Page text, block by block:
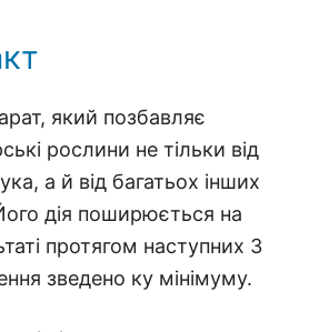
який позбавляє
рослини не тільки від
а й від багатьох інших
дія поширюється на
протягом наступних 3
зведено ку мінімуму.